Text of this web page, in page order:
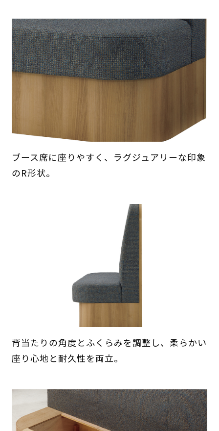
ブース席に座りやすく、ラグジュアリーな印象
のR形状。
背当たりの角度とふくらみを調整し、柔らかい
座り心地と耐久性を両立。